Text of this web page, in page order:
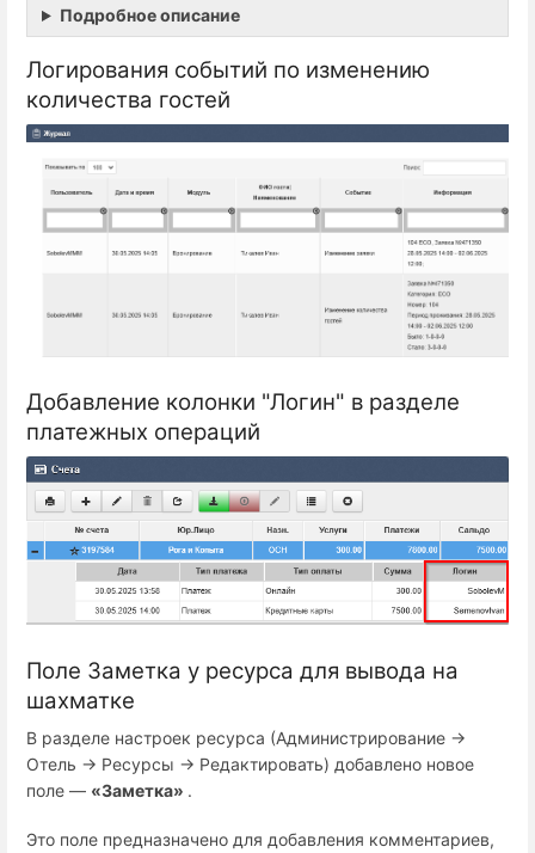
Подробное описание
Логирования событий по изменению
количества гостей
Добавление колонки "Логин" в разделе
платежных операций
Поле Заметка у ресурса для вывода на
шахматке
В разделе настроек ресурса (Администрирование →
Отель → Ресурсы → Редактировать) добавлено новое
поле — «Заметка» .
Это поле предназначено для добавления комментариев,